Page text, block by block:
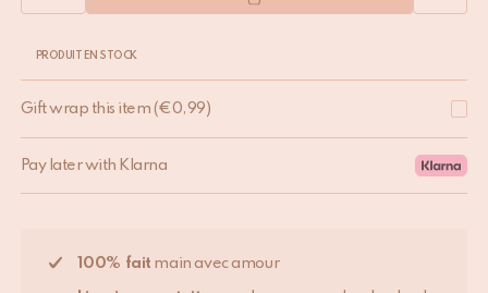
PRODUIT EN STOCK
Gift wrap this item (€0,99)
Pay later with Klarna
100% fait main avec amour